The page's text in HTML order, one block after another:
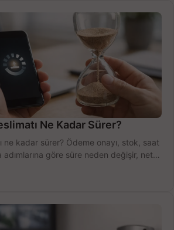
Ne Kadar Sürer?
ne kadar sürer? Ödeme onayı, stok, saat
adımlarına göre süre neden değişir, net